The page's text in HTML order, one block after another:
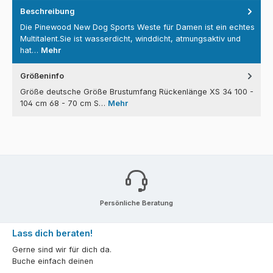
Beschreibung
Die Pinewood New Dog Sports Weste für Damen ist ein echtes
Multitalent.Sie ist wasserdicht, winddicht, atmungsaktiv und
hat… Mehr
Größeninfo
Größe deutsche Größe Brustumfang Rückenlänge XS 34 100 -
104 cm 68 - 70 cm S… Mehr
Persönliche Beratung
Lass dich beraten!
Gerne sind wir für dich da.
Buche einfach deinen